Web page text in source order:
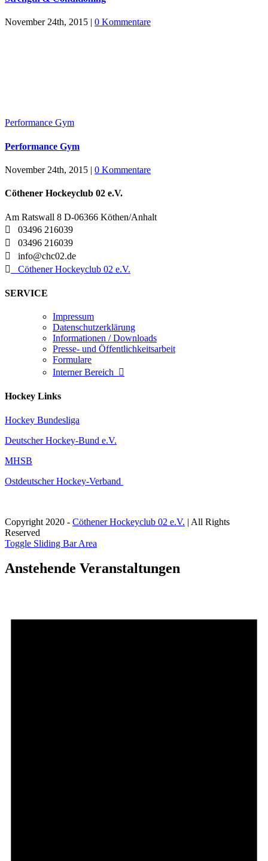
November 24th, 2015 | 0 Kommentare
Performance Gym
Performance Gym
November 24th, 2015 | 0 Kommentare
Cöthener Hockeyclub 02 e.V.
Am Ratswall 8 D-06366 Köthen/Anhalt

03496 216039

03496 216039

info@chc02.de

Cöthener Hockeyclub 02 e.V.
SERVICE
Impressum
Datenschutzerklärung
Informationen / Downloads
Presse- und Öffentlichkeitsarbeit
Formulare
Interner Bereich

Hockey Links
Hockey Bundesliga
Deutscher Hockey-Bund e.V.
MHSB
Ostdeutscher Hockey-Verband
Copyright 2020 - Cöthener Hockeyclub 02 e.V. | All Rights
Reserved
Toggle Sliding Bar Area
Anstehende Veranstaltungen